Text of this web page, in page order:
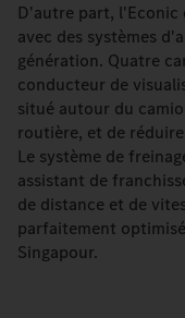
D'autre part,
avec des systèmes
génération. Quatre
conducteur de
situé autour du
routière, et de
Le système de
assistant de
de distance et de
parfaitement
Singapour.